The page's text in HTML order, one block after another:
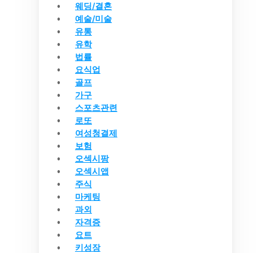
웨딩/결혼
예술/미술
유통
유학
법률
요식업
골프
가구
스포츠관련
로또
여성청결제
보험
오섹시팡
오섹시앱
주식
마케팅
과외
자격증
요트
키성장